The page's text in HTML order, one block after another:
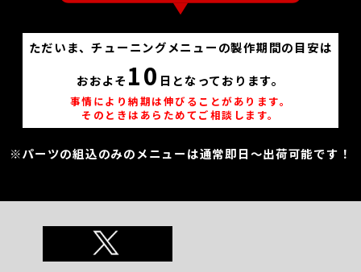
ただいま、チューニングメニューの製作期間の目安は
おおよそ 10 日となっております。
事情により納期は伸びることがあります。
そのときはあらためてご相談します。
※パーツの組込のみのメニューは通常即日～出荷可能です！